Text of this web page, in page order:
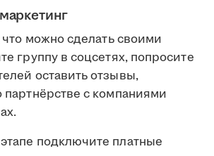
что можно сделать своими
группу в соцсетях, попросите
оставить отзывы,
партнёрстве с компаниями
подключите платные